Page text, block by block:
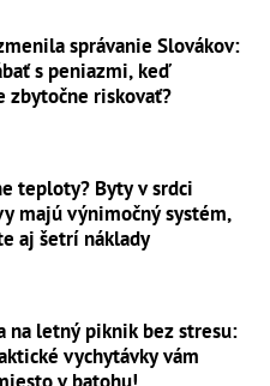
správanie Slovákov:
s peniazmi, keď
zbytočne riskovať?
teploty? Byty v srdci
majú výnimočný systém,
aj šetrí náklady
na letný piknik bez stresu:
vychytávky vám